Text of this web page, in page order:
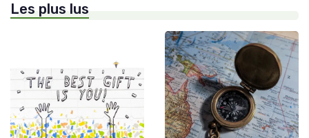
Les plus lus